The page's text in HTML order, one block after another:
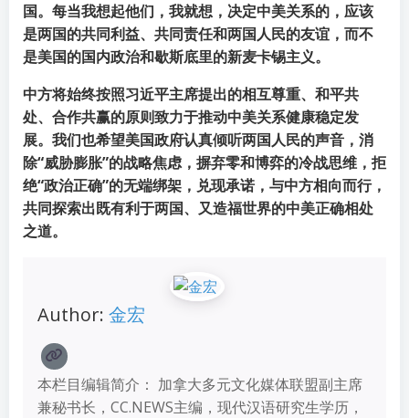
国。每当我想起他们，我就想，决定中美关系的，应该
是两国的共同利益、共同责任和两国人民的友谊，而不
是美国的国内政治和歇斯底里的新麦卡锡主义。
中方将始终按照习近平主席提出的相互尊重、和平共
处、合作共赢的原则致力于推动中美关系健康稳定发
展。我们也希望美国政府认真倾听两国人民的声音，消
除“威胁膨胀”的战略焦虑，摒弃零和博弈的冷战思维，拒
绝“政治正确”的无端绑架，兑现承诺，与中方相向而行，
共同探索出既有利于两国、又造福世界的中美正确相处
之道。
Author: 金宏
本栏目编辑简介： 加拿大多元文化媒体联盟副主席
兼秘书长，CC.NEWS主编，现代汉语研究生学历，